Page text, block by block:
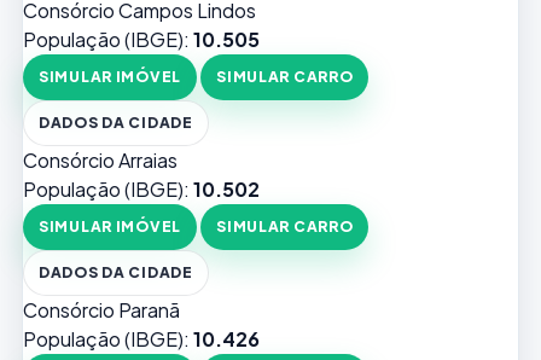
Consórcio Campos Lindos
População (IBGE): 10.505
SIMULAR IMÓVEL SIMULAR CARRO
DADOS DA CIDADE
Consórcio Arraias
População (IBGE): 10.502
SIMULAR IMÓVEL SIMULAR CARRO
DADOS DA CIDADE
Consórcio Paranã
População (IBGE): 10.426